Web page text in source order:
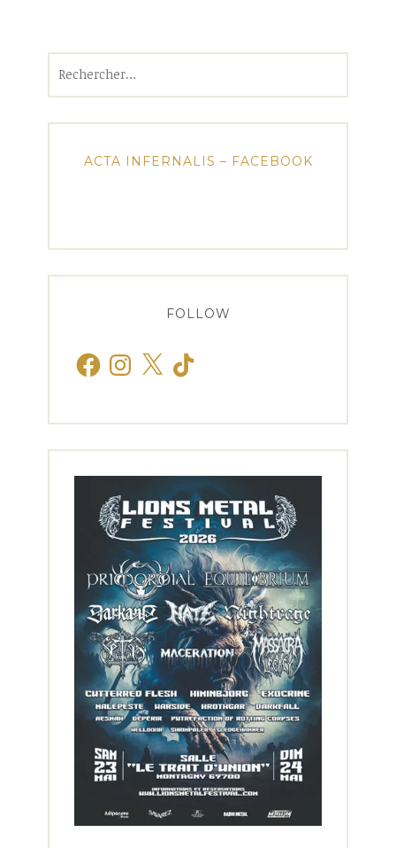
ACTA INFERNALIS – FACEBOOK
FOLLOW
FacebookInstagram
X TikTok